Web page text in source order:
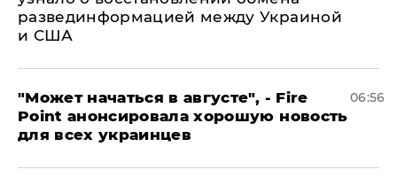
развединформацией между Украиной
и США
"Может начаться в августе", - Fire
Point анонсировала хорошую новость
для всех украинцев
06:56